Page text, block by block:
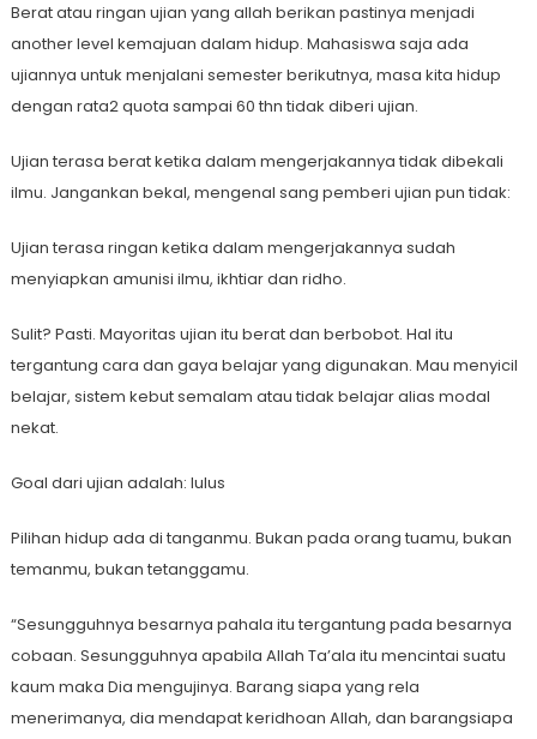
Berat atau ringan ujian yang allah berikan pastinya menjadi
another level kemajuan dalam hidup. Mahasiswa saja ada
ujiannya untuk menjalani semester berikutnya, masa kita hidup
dengan rata2 quota sampai 60 thn tidak diberi ujian.
Ujian terasa berat ketika dalam mengerjakannya tidak dibekali
ilmu. Jangankan bekal, mengenal sang pemberi ujian pun tidak:
Ujian terasa ringan ketika dalam mengerjakannya sudah
menyiapkan amunisi ilmu, ikhtiar dan ridho.
Sulit? Pasti. Mayoritas ujian itu berat dan berbobot. Hal itu
tergantung cara dan gaya belajar yang digunakan. Mau menyicil
belajar, sistem kebut semalam atau tidak belajar alias modal
nekat.
Goal dari ujian adalah: lulus
Pilihan hidup ada di tanganmu. Bukan pada orang tuamu, bukan
temanmu, bukan tetanggamu.
“Sesungguhnya besarnya pahala itu tergantung pada besarnya
cobaan. Sesungguhnya apabila Allah Ta’ala itu mencintai suatu
kaum maka Dia mengujinya. Barang siapa yang rela
menerimanya, dia mendapat keridhoan Allah, dan barangsiapa